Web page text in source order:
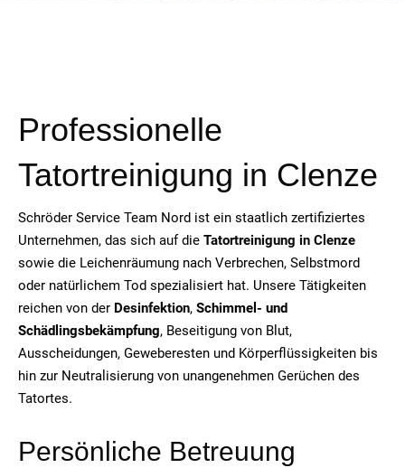
Professionelle
Tatortreinigung in Clenze
Schröder Service Team Nord ist ein staatlich zertifiziertes
Unternehmen, das sich auf die Tatortreinigung in Clenze
sowie die Leichenräumung nach Verbrechen, Selbstmord
oder natürlichem Tod spezialisiert hat. Unsere Tätigkeiten
reichen von der Desinfektion, Schimmel- und
Schädlingsbekämpfung, Beseitigung von Blut,
Ausscheidungen, Geweberesten und Körperflüssigkeiten bis
hin zur Neutralisierung von unangenehmen Gerüchen des
Tatortes.
Persönliche Betreuung